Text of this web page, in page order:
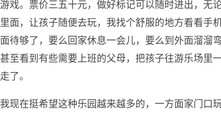
游戏。票价三五十元，做好标记可以随时进出，无
里面，让孩子随便去玩，我找个舒服的地方看看手
面待够了，要么回家休息一会儿，要么到外面溜溜
甚至看到有些需要上班的父母，把孩子往游乐场里
走了。
我现在挺希望这种乐园越来越多的，一方面家门口